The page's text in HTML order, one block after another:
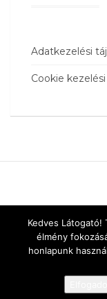
Adatkezelési
Cookie
Kedves Látogató!
élmény
honlapunk